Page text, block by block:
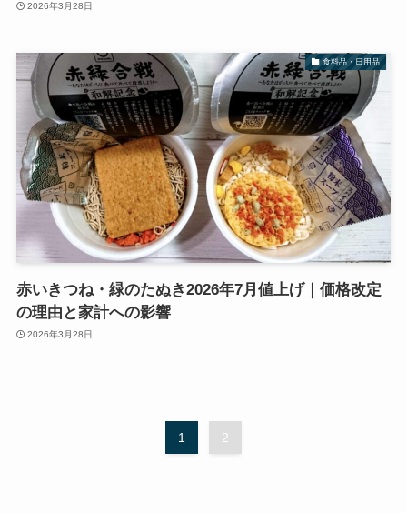
2026年3月28日
食料品・日用品
赤いきつね・緑のたぬき2026年7月値上げ｜価格改定
の理由と家計への影響
2026年3月28日
1 2